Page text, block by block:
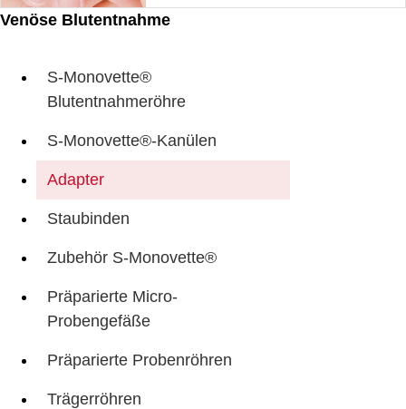
Venöse Blutentnahme
S-Monovette®
Blutentnahmeröhre
S-Monovette®-Kanülen
Adapter
Staubinden
Zubehör S-Monovette®
Präparierte Micro-
Probengefäße
Präparierte Probenröhren
Trägerröhren